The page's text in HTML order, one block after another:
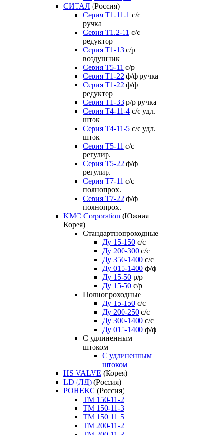
СИТАЛ (Россия)
Серия Т1-11-1 с/с
ручка
Серия Т1.2-11 с/с
редуктор
Серия Т1-13 с/р
воздушник
Серия T5-11 с/р
Серия Т1-22 ф/ф ручка
Серия Т1-22 ф/ф
редуктор
Серия T1-33 р/р ручка
Серия Т4-11-4 с/с удл.
шток
Серия Т4-11-5 с/с удл.
шток
Серия Т5-11 с/с
регулир.
Серия Т5-22 ф/ф
регулир.
Серия Т7-11 с/с
полнопрох.
Серия Т7-22 ф/ф
полнопрох.
KMC Corporation (Южная
Корея)
Стандартнопроходные
Ду 15-150 с/с
Ду 200-300 с/с
Ду 350-1400 с/с
Ду 015-1400 ф/ф
Ду 15-50 р/р
Ду 15-50 с/р
Полнопроходные
Ду 15-150 с/с
Ду 200-250 с/с
Ду 300-1400 с/с
Ду 015-1400 ф/ф
С удлиненным
штоком
C удлиненным
штоком
HS VALVE (Корея)
LD (ЛД) (Россия)
РОНЕКС (Россия)
ТM 150-11-2
ТM 150-11-3
ТM 150-11-5
ТM 200-11-2